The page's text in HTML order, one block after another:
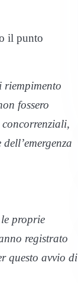
il punto
riempimento
fossero
proprie
registrato
questo avvio di